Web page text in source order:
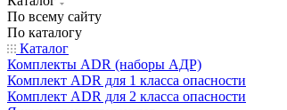
По всему сайту
По каталогу
Каталог
Комплекты ADR (наборы АДР)
Комплект ADR для 1 класса опасности
Комплект ADR для 2 класса опасности